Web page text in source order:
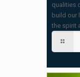
qualities
build our
the spirit
স্কুলের
শ্রেণি